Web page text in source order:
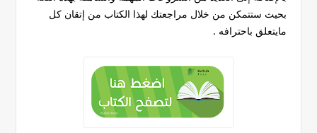
بحيث ستتمكن من خلال مراجعتك لهذا الكتاب من إتقان كل
مايتعلق باحترافه .